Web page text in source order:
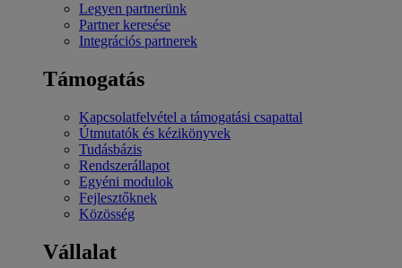
Legyen partnerünk
Partner keresése
Integrációs partnerek
Támogatás
Kapcsolatfelvétel a támogatási csapattal
Útmutatók és kézikönyvek
Tudásbázis
Rendszerállapot
Egyéni modulok
Fejlesztőknek
Közösség
Vállalat